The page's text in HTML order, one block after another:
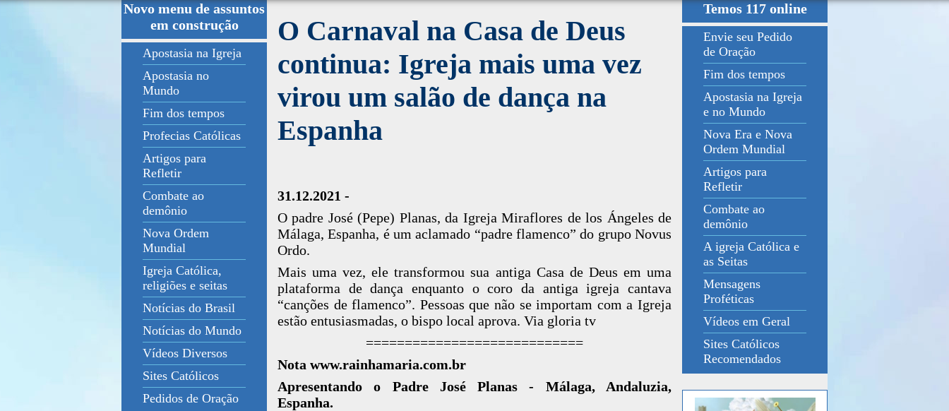
Fale Conosco
Novo menu de assuntos
em construção
Apostasia na Igreja
Apostasia no
Mundo
Fim dos tempos
Profecias Católicas
Artigos para
Refletir
Combate ao
demônio
Nova Ordem
Mundial
Igreja Católica,
religiões e seitas
Notícias do Brasil
Notícias do Mundo
Vídeos Diversos
Sites Católicos
Pedidos de Oração
O Carnaval na Casa de Deus
continua: Igreja mais uma vez
virou um salão de dança na
Espanha
31.12.2021 -
O padre José (Pepe) Planas, da Igreja Miraflores de los Ángeles de
Málaga, Espanha, é um aclamado “padre flamenco” do grupo Novus
Ordo.
Mais uma vez, ele transformou sua antiga Casa de Deus em uma
plataforma de dança enquanto o coro da antiga igreja cantava
“canções de flamenco”. Pessoas que não se importam com a Igreja
estão entusiasmadas, o bispo local aprova. Via gloria tv
============================
Nota www.rainhamaria.com.br
Apresentando o Padre José Planas - Málaga, Andaluzia,
Espanha.
Temos 117 online
Envie seu Pedido
de Oração
Fim dos tempos
Apostasia na Igreja
e no Mundo
Nova Era e Nova
Ordem Mundial
Artigos para
Refletir
Combate ao
demônio
A igreja Católica e
as Seitas
Mensagens
Proféticas
Vídeos em Geral
Sites Católicos
Recomendados